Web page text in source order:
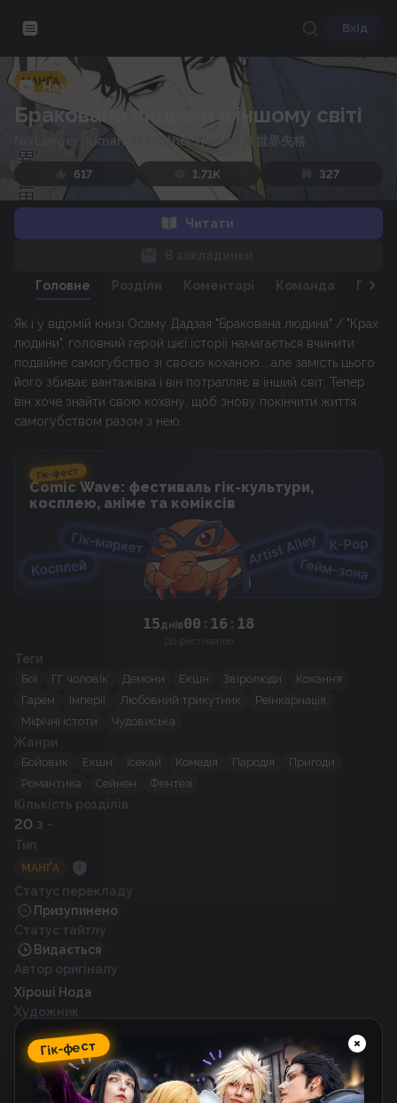
Вхід
Назад
МАНҐА
Бракована людина в іншому світі
No Longer Human…In Another World 異世界失格
617 1.71K 327
Читати
Головне Розділи Коментарі Команда
Як і у відомій книзі Осаму Дадзая "Бракована людина" / "Крах
людини", головний герой цієї історії намагається вчинити
подвійне самогубство зі своєю коханою... але замість цього
його збиває вантажівка і він потрапляє в інший світ. Тепер
він хоче знайти свою кохану, щоб знову покінчити життя
самогубством разом з нею.
Гік-фест
Comic Wave: фестиваль гік-культури,
косплею, аніме та коміксів
15днів00 : 16 : 18
До фестивалю
Теги
Бої ГГ чоловік Демони Екшн Звіролюди
Кохання
Гарем
Імперії Любовний трикутник
Реінкарнація
Міфічні істоти
Чудовиська
Жанри
Бойовик Екшн Ісекай Комедія Пародія
Пригоди
Романтика
Сейнен Фентезі
Кількість розділів
20 з -
Тип
МАНҐА
Статус перекладу
Призупинено
Статус тайтлу
Видається
Автор оригіналу
Хіроші Нода
Художник
Такахіро Вакамацу
Рік випуску
2019
Гік-фест